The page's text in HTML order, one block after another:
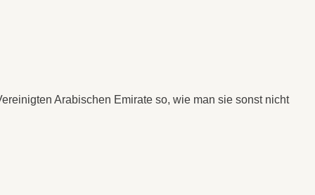
Arabischen Emirate so, wie man sie sonst nicht